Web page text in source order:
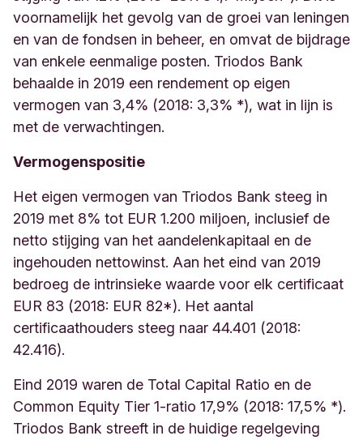
voornamelijk het gevolg van de groei van leningen
en van de fondsen in beheer, en omvat de bijdrage
van enkele eenmalige posten. Triodos Bank
behaalde in 2019 een rendement op eigen
vermogen van 3,4% (2018: 3,3% *), wat in lijn is
met de verwachtingen.
Vermogenspositie
Het eigen vermogen van Triodos Bank steeg in
2019 met 8% tot EUR 1.200 miljoen, inclusief de
netto stijging van het aandelenkapitaal en de
ingehouden nettowinst. Aan het eind van 2019
bedroeg de intrinsieke waarde voor elk certificaat
EUR 83 (2018: EUR 82*). Het aantal
certificaathouders steeg naar 44.401 (2018:
42.416).
Eind 2019 waren de Total Capital Ratio en de
Common Equity Tier 1-ratio 17,9% (2018: 17,5% *).
Triodos Bank streeft in de huidige regelgeving